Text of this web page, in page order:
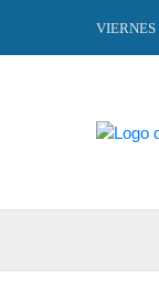
VIERNES